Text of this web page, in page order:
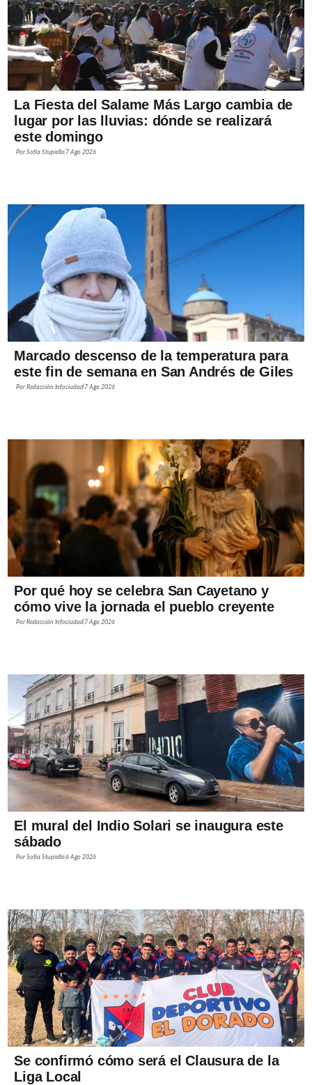
La Fiesta del Salame Más Largo cambia de
lugar por las lluvias: dónde se realizará
este domingo
PorSofía Stupiello 7 Ago 2026
Marcado descenso de la temperatura para
este fin de semana en San Andrés de Giles
PorRedacción Infociudad 7 Ago 2026
Por qué hoy se celebra San Cayetano y
cómo vive la jornada el pueblo creyente
PorRedacción Infociudad 7 Ago 2026
El mural del Indio Solari se inaugura este
sábado
PorSofía Stupiello6 Ago 2026
Se confirmó cómo será el Clausura de la
Liga Local